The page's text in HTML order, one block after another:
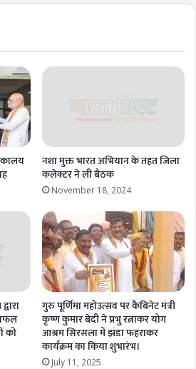
नशा मुक्त भारत अभियान के तहत जिला
कलेक्टर ने ली बैठक
November 18, 2024
को
गुरु पूर्णिमा महोउत्सव पर कैबिनेट मंत्री
कृष्ण कुमार बेदी ने प्रभु रत्नाकर योग
आश्रम सिरसला में झंडा फहराकर
कार्यक्रम का किया शुभारंभ।
July 11, 2025